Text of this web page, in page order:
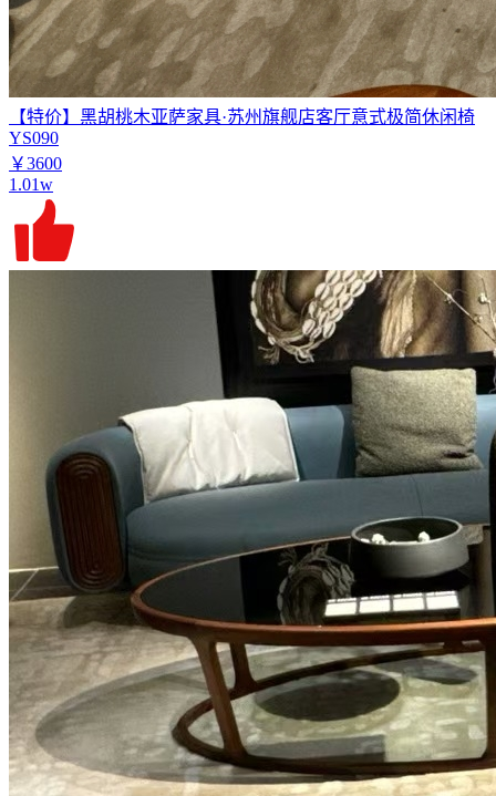
【特价】黑胡桃木亚萨家具·苏州旗舰店客厅意式极简休闲椅
YS090
￥3600
1.01w